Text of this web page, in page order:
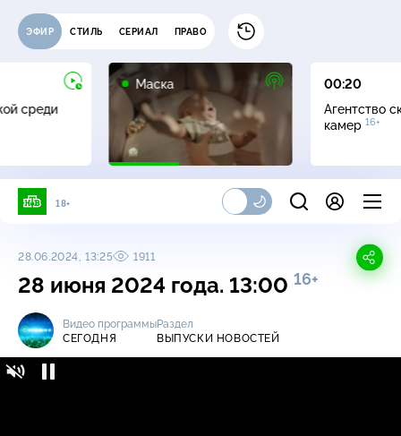
ЭФИР СТИЛЬ СЕРИАЛ ПРАВО
среди
Маска
00:20
Агентство
камер 16+
18+
28.06.2024, 13:25 1911
28 июня 2024 года. 13:00 16+
Видео программы
СЕГОДНЯ
Раздел
ВЫПУСКИ НОВОСТЕЙ